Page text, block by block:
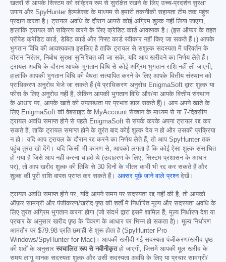
खतरों से आपके सिस्टम को सक्रिय रूप से सुरक्षित रखने के लिए उच्च-प्रदर्शन सुरक्षा
उपाय और SpyHunter हेल्पडेस्क के माध्यम से हमारी तकनीकी सहायता टीम तक पहुंच
प्रदान करता है। ट्रायल अवधि के दौरान आपसे कोई अग्रिम शुल्क नहीं लिया जाएगा,
हालांकि ट्रायल को सक्रिय करने के लिए क्रेडिट कार्ड आवश्यक है। (इस ऑफर के तहत
प्रीपेड क्रेडिट कार्ड, डेबिट कार्ड और गिफ्ट कार्ड स्वीकार नहीं किए जा सकते हैं।) आपके
भुगतान विधि की आवश्यकता इसलिए है ताकि ट्रायल से सशुल्क सदस्यता में परिवर्तन के
दौरान निरंतर, निर्बाध सुरक्षा सुनिश्चित की जा सके, यदि आप खरीदने का निर्णय लेते हैं।
ट्रायल अवधि के दौरान आपके भुगतान विधि से कोई अग्रिम भुगतान राशि नहीं ली जाएगी,
हालांकि आपकी भुगतान विधि की वैधता सत्यापित करने के लिए आपके वित्तीय संस्थान को
प्राधिकरण अनुरोध भेजे जा सकते हैं (ये प्राधिकरण अनुरोध EnigmaSoft द्वारा शुल्क या
फीस के लिए अनुरोध नहीं हैं, लेकिन आपकी भुगतान विधि और/या आपके वित्तीय संस्थान
के आधार पर, आपके खाते की उपलब्धता पर प्रभाव डाल सकते हैं)। आप अपने खाते के
लिए EnigmaSoft की वेबसाइट के MyAccount सेक्शन के माध्यम से या 7-दिवसीय
ट्रायल अवधि समाप्त होने से पहले EnigmaSoft से संपर्क करके अपना ट्रायल रद्द कर
सकते हैं, ताकि ट्रायल समाप्त होने के तुरंत बाद कोई शुल्क देय न हो और उसकी प्रक्रिया
न हो। यदि आप ट्रायल के दौरान रद्द करने का निर्णय लेते हैं, तो आप SpyHunter तक
पहुंच तुरंत खो देंगे। यदि किसी भी कारण से, आपको लगता है कि कोई ऐसा शुल्क संसाधित
हो गया है जिसे आप नहीं करना चाहते थे (उदाहरण के लिए, सिस्टम प्रशासन के आधार
पर), तो आप खरीद शुल्क की तिथि से 30 दिनों के भीतर कभी भी रद्द कर सकते हैं और
शुल्क की पूरी राशि वापस प्राप्त कर सकते हैं। अक्सर पूछे जाने वाले प्रश्नदेखें।
ट्रायल अवधि समाप्त होने पर, यदि आपने समय पर सदस्यता रद्द नहीं की है, तो आपको
ऑफ़र सामग्री और पंजीकरण/खरीद पृष्ठ की शर्तों में निर्धारित मूल्य और सदस्यता अवधि के
लिए तुरंत अग्रिम भुगतान करना होगा (जो संदर्भ द्वारा इसमें शामिल हैं; मूल्य निर्धारण देश या
प्रचार के अनुसार खरीद पृष्ठ के विवरण के आधार पर भिन्न हो सकता है)। मूल्य निर्धारण
आमतौर पर $79.98 प्रति छमाही से शुरू होता है (SpyHunter Pro
Windows/SpyHunter for Mac)। आपकी खरीदी गई सदस्यता पंजीकरण/खरीद पृष्ठ
की शर्तों के अनुसार स्वचालित रूप से नवीनीकृतहो जाएगी, जिसमें आपकी मूल खरीद के
समय लागू मानक सदस्यता शुल्क और उसी सदस्यता अवधि के लिए या प्रचार सामग्री/